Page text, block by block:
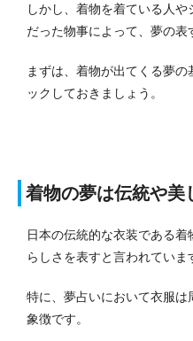
しかし、着物を着ている人
だった物事によって、夢の表
まずは、着物が出てくる夢
ックしておきましょう。
着物の夢は伝統や美
日本の伝統的な衣装である
らしさを表すと言われていま
特に、夢占いにおいて衣服
象徴です。